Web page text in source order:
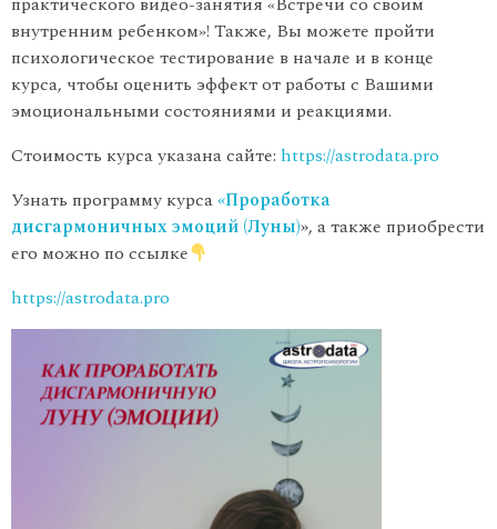
внутренним ребенком»! Также, Вы можете пройти
психологическое тестирование в начале и в конце
курса, чтобы оценить эффект от работы с Вашими
эмоциональными состояниями и реакциями.
Стоимость курса указана сайте: https://astrodata.pro
Узнать программу курса«Проработка
дисгармоничных эмоций (Луны)», а также приобрести
его можно по ссылке
https://astrodata.pro